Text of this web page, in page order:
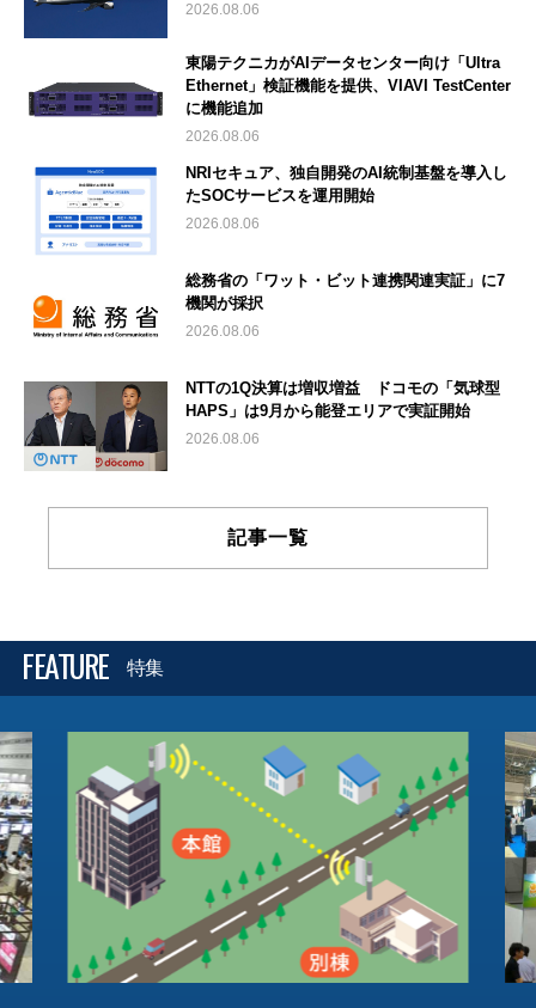
2026.08.06
東陽テクニカがAIデータセンター向け「Ultra
Ethernet」検証機能を提供、VIAVI TestCenter
に機能追加
2026.08.06
NRIセキュア、独自開発のAI統制基盤を導入し
たSOCサービスを運用開始
2026.08.06
総務省の「ワット・ビット連携関連実証」に7
機関が採択
2026.08.06
NTTの1Q決算は増収増益 ドコモの「気球型
HAPS」は9月から能登エリアで実証開始
2026.08.06
記事一覧
FEATURE 特集